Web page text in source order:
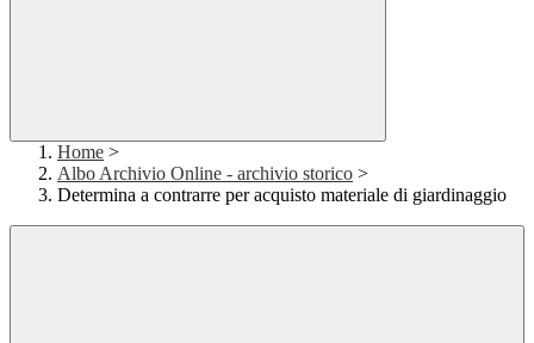
Home >
Albo Archivio Online - archivio storico >
Determina a contrarre per acquisto materiale di giardinaggio